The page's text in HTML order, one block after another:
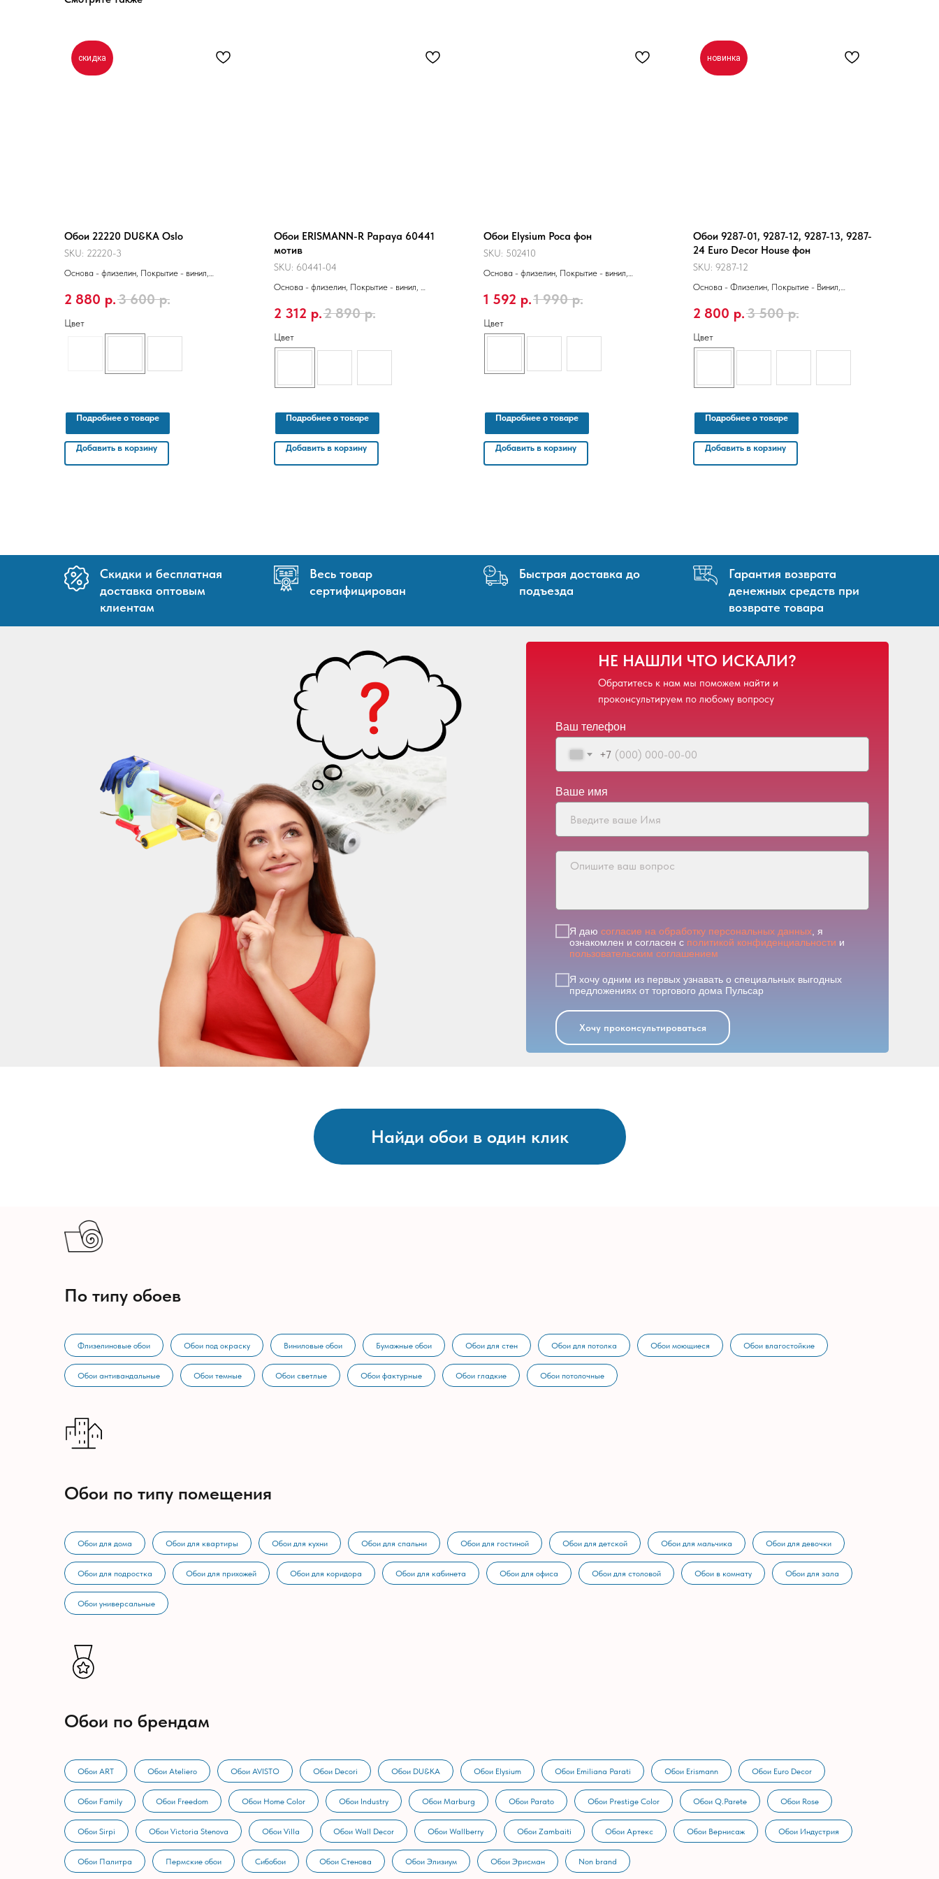
скидка
Обои 22220 DU&KA Oslo
SKU: 22220-3
Основа - флизелин, Покрытие - винил,
2 880 р.3 600 р.
Цвет
Подробнее о товаре
Добавить в корзину
Обои ERISMANN-R Papaya 60441
мотив
SKU: 60441-04
Основа - флизелин, Покрытие - винил,
2 312 р.2 890 р.
Цвет
Подробнее о товаре
Добавить в корзину
Обои Elysium Роса фон
SKU: 502410
Основа - флизелин, Покрытие - винил,
1 592 р.1 990 р.
Цвет
Подробнее о товаре
Добавить в корзину
новинка
Обои 9287-01, 9287-12, 9287-13, 9287-
24 Euro Decor House фон
SKU: 9287-12
Основа - Флизелин, Покрытие - Винил,
2 800 р.3 500 р.
Цвет
Подробнее о товаре
Добавить в корзину
Скидки и бесплатная
доставка оптовым
клиентам
Весь товар
сертифицирован
Быстрая доставка до
подъезда
Гарантия возврата
денежных средств при
возврате товара
НЕ НАШЛИ ЧТО ИСКАЛИ?
Обратитесь к нам мы поможем найти и
проконсультируем по любому вопросу
Ваш телефон
+7
Ваше имя
Я даю согласие на обработку персональных данных , я
ознакомлен и согласен с политикой конфиденциальности и
пользовательским соглашением
Я хочу одним из первых узнавать о специальных выгодных
предложениях от торгового дома Пульсар
Хочу проконсультироваться
Найди обои в один клик
По типу обоев
Флизелиновые обои Обои под окраску Виниловые обои Бумажные обои Обои для стен Обои для потолка Обои моющиеся Обои влагостойкие
Обои антивандальные Обои темные Обои светлые Обои фактурные Обои гладкие Обои потолочные
Обои по типу помещения
Обои для дома Обои для квартиры Обои для кухни Обои для спальни Обои для гостиной Обои для детской Обои для мальчика Обои для девочки
Обои для подростка Обои для прихожей Обои для коридора Обои для кабинета Обои для офиса Обои для столовой Обои в комнату Обои для зала
Обои универсальные
Обои по брендам
Обои ART Обои Ateliero Обои AVISTO Обои Decori Обои DU&KA Обои Elysium Обои Emiliana Parati Обои Erismann Обои Euro Decor
Обои Family Обои Freedom Обои Home Color Обои Industry Обои Marburg Обои Parato Обои Prestige Color Обои Q.Parete Обои Rose
Обои Sirpi Обои Victoria Stenova Обои Villa Обои Wall Decor Обои Wallberry Обои Zambaiti Обои Артекс Обои Вернисаж Обои Индустрия
Обои Палитра Пермские обои Сибобои Обои Стенова Обои Элизиум Обои Эрисман Non brand